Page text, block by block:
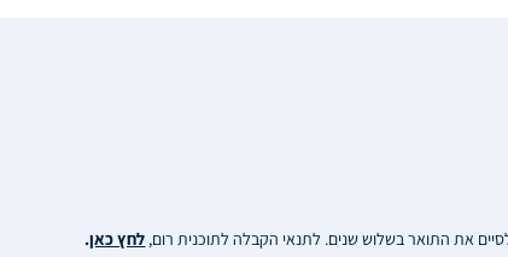
את התואר בשלוש שנים. לתנאי הקבלה לתוכנית רום, לחץ כאן.